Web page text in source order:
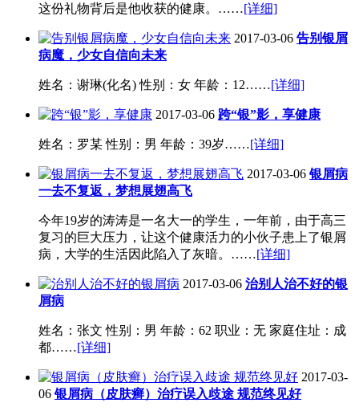
这份礼物背后是他收获的健康。……[详细]
2017-03-06 告别银屑
病魔，少女自信向未来
姓名：谢琳(化名) 性别：女 年龄：12……[详细]
2017-03-06 跨“银”影，享健康
姓名：罗某 性别：男 年龄：39岁……[详细]
2017-03-06 银屑病
一去不复返，梦想展翅高飞
今年19岁的涛涛是一名大一的学生，一年前，由于高三
复习的巨大压力，让这个健康活力的小伙子患上了银屑
病，大学的生活因此陷入了灰暗。……[详细]
2017-03-06 治别人治不好的银
屑病
姓名：张文 性别：男 年龄：62 职业：无 家庭住址：成
都……[详细]
2017-03-
06 银屑病（皮肤癣）治疗误入歧途 规范终见好